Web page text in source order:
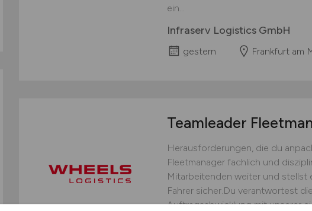
ein...
Infraserv Logistics GmbH
gestern Frankfurt am
Teamleader
Herausforderungen, die du
Fleetmanager fachlich und
Mitarbeitenden weiter und stellst
Fahrer sicher.Du verantwortest
Auftragsabwicklung mit unserer